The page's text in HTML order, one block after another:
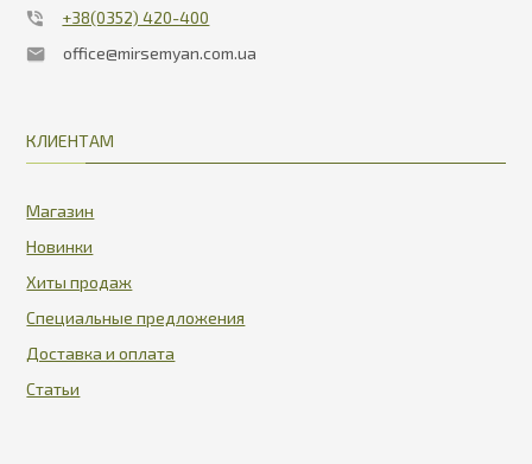
+38(0352) 420-400
office@mirsemyan.com.ua
КЛИЕНТАМ
Магазин
Новинки
Хиты продаж
Специальные предложения
Доставка и оплата
Статьи